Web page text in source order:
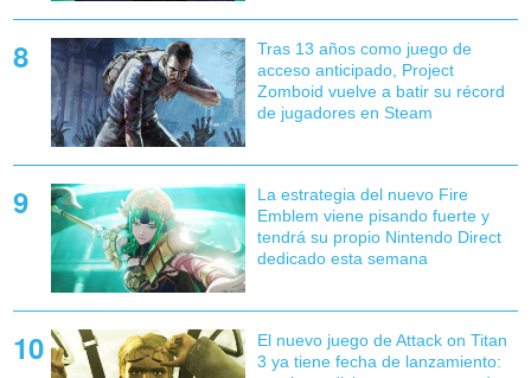
Tras 13 años como juego de
acceso anticipado, Project
Zomboid vuelve a batir su récord
de jugadores en Steam
La estrategia del nuevo Fire
Emblem viene pisando fuerte y
tendrá su propio Nintendo Direct
dedicado esta semana
El nuevo juego de Attack on Titan
3 ya tiene fecha de lanzamiento: